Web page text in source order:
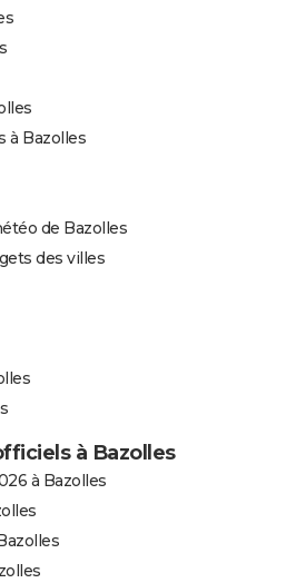
à Bazolles
de Bazolles
des villes
à Bazolles
à Bazolles